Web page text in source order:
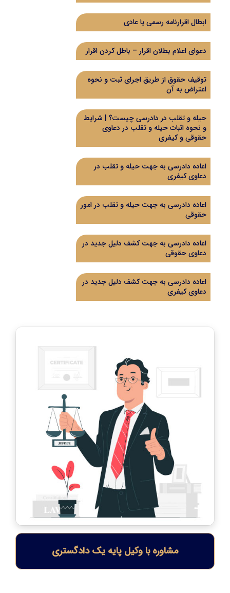
ابطال اقرارنامه رسمی یا عادی
دعوای اعلام بطلان اقرار – باطل کردن اقرار
توقیف حقوق از طریق اجرای ثبت و نحوه
اعتراض به آن
حیله و تقلب در دادرسی چیست؟ | شرایط
و نحوه اثبات حیله و تقلب در دعاوی
حقوقی و کیفری
اعاده دادرسی به جهت حیله و تقلب در
دعاوی کیفری
اعاده دادرسی به جهت حیله و تقلب در امور
حقوقی
اعاده دادرسی به جهت کشف دلیل جدید در
دعاوی حقوقی
اعاده دادرسی به جهت کشف دلیل جدید در
دعاوی کیفری
مشاوره با وکیل پایه یک دادگستری